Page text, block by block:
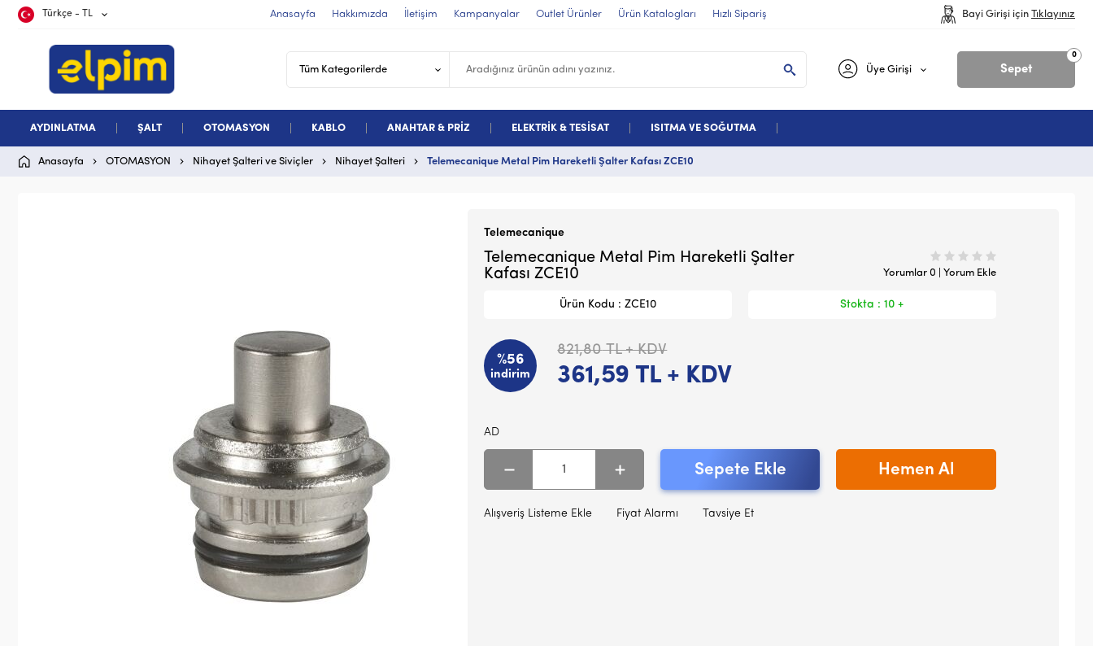
Türkçe - TL Anasayfa Hakkımızda İletişim Kampanyalar Outlet Ürünler Ürün Katalogları Hızlı Sipariş Bayi Girişi için Tıklayınız
Sepet
0
Üye Girişi
AYDINLATMA ŞALT OTOMASYON KABLO ANAHTAR & PRİZ ELEKTRİK & TESİSAT ISITMA VE SOĞUTMA
Anasayfa OTOMASYON Nihayet Şalteri ve Siviçler Nihayet Şalteri Telemecanique Metal Pim Hareketli Şalter Kafası ZCE10
Telemecanique
Telemecanique Metal Pim Hareketli Şalter
Kafası ZCE10
Yorumlar 0 | Yorum Ekle
Ürün Kodu : ZCE10 Stokta : 10 +
%56
indirim
821,80TL + KDV
361,59 TL + KDV
AD
Sepete Ekle Hemen Al
Alışveriş Listeme Ekle Fiyat Alarmı Tavsiye Et